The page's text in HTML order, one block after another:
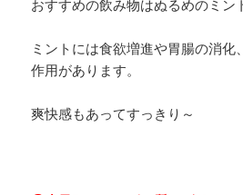
おすすめの飲み物はぬるめのミン
ミントには食欲増進や胃腸の消化
作用があります。
爽快感もあってすっきり～